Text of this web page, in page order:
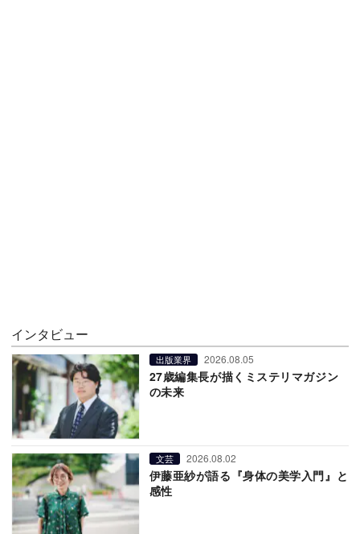
インタビュー
出版業界 2026.08.05
27歳編集長が描くミステリマガジン
の未来
文芸 2026.08.02
伊藤亜紗が語る『身体の美学入門』と
感性